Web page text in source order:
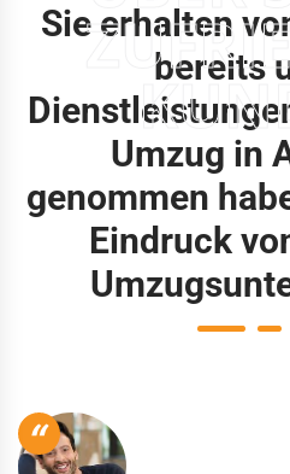
Sie erhalten
bereits
Umzug in
genommen
Eindruck
“